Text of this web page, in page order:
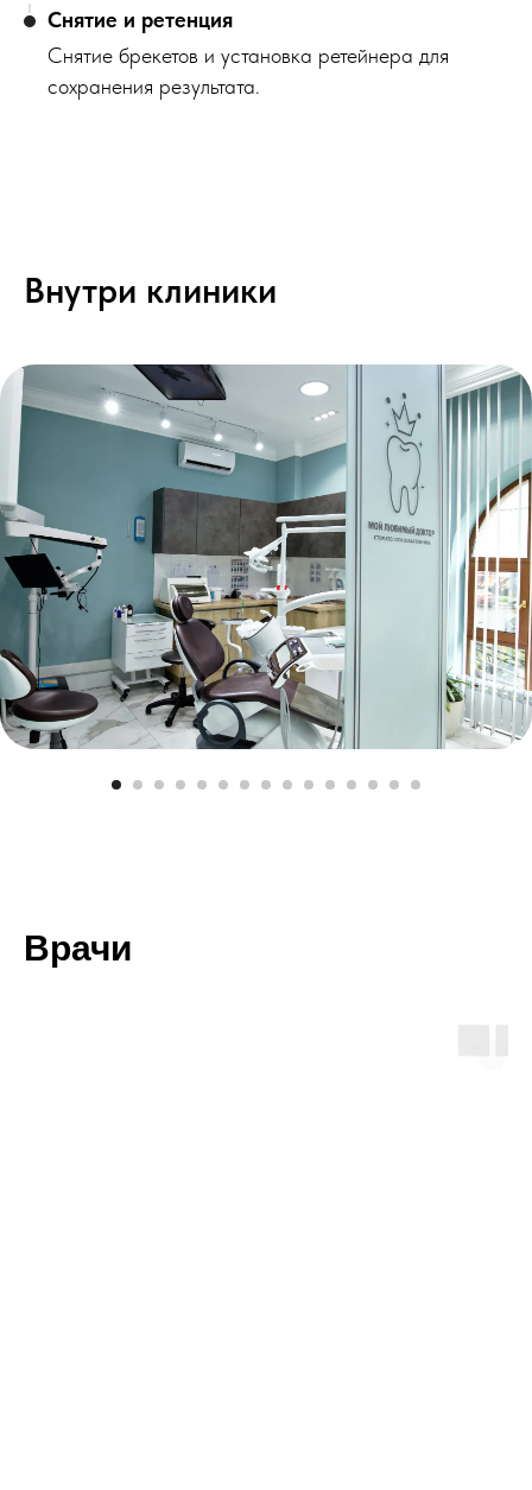
Снятие и ретенция
Снятие брекетов и установка ретейнера для
сохранения результата.
Внутри клиники
Врачи